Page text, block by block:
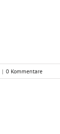
| 0 Kommentare